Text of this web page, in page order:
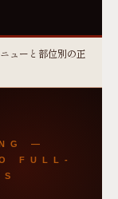
ューと部位別の正
—
FULL-